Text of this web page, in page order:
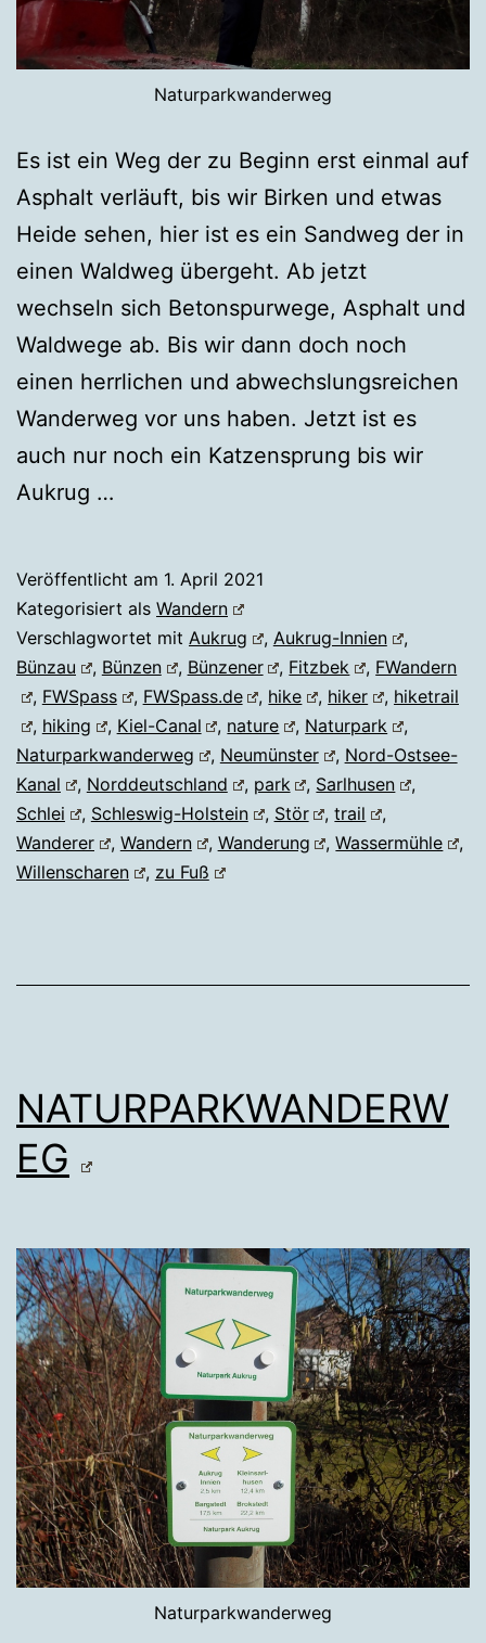
Naturparkwanderweg
Es ist ein Weg der zu Beginn erst einmal auf
Asphalt verläuft, bis wir Birken und etwas
Heide sehen, hier ist es ein Sandweg der in
einen Waldweg übergeht. Ab jetzt
wechseln sich Betonspurwege, Asphalt und
Waldwege ab. Bis wir dann doch noch
einen herrlichen und abwechslungsreichen
Wanderweg vor uns haben. Jetzt ist es
auch nur noch ein Katzensprung bis wir
Aukrug …
Veröffentlicht am 1. April 2021
Kategorisiert als Wandern
Verschlagwortet mit Aukrug , Aukrug-Innien
,
Bünzau
, Bünzen , Bünzener , Fitzbek , FWandern
, FWSpass , FWSpass.de , hike , hiker , hiketrail
, hiking , Kiel-Canal , nature , Naturpark
,
Naturparkwanderweg
, Neumünster , Nord-Ostsee-
Kanal
, Norddeutschland , park , Sarlhusen
,
Schlei
, Schleswig-Holstein , Stör ,trail
,
Wanderer
, Wandern , Wanderung ,Wassermühle
,
Willenscharen
, zu Fuß
NATURPARKWANDERW
EG
Naturparkwanderweg